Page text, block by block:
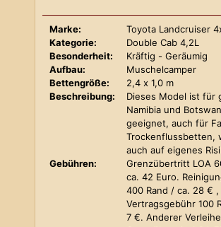
Marke:
Toyota Landcruiser
Kategorie:
Double Cab 4,2L
Besonderheit:
Kräftig - Geräumig
Aufbau:
Muschelcamper
Bettengröße:
2,4 x 1,0 m
Beschreibung:
Dieses Model ist für
Namibia und
geeignet, auch für
Trockenflussbetten,
auch auf eigenes
Gebühren:
Grenzübertritt LOA
ca. 42 Euro.
400 Rand / ca. 28 € ,
Vertragsgebühr 100
7 €. Anderer